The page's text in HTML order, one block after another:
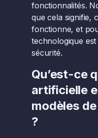
fonctionnalités.
que cela signifie,
fonctionne, et
technologique
sécurité.
Qu’est-ce
artificielle
modèles
?